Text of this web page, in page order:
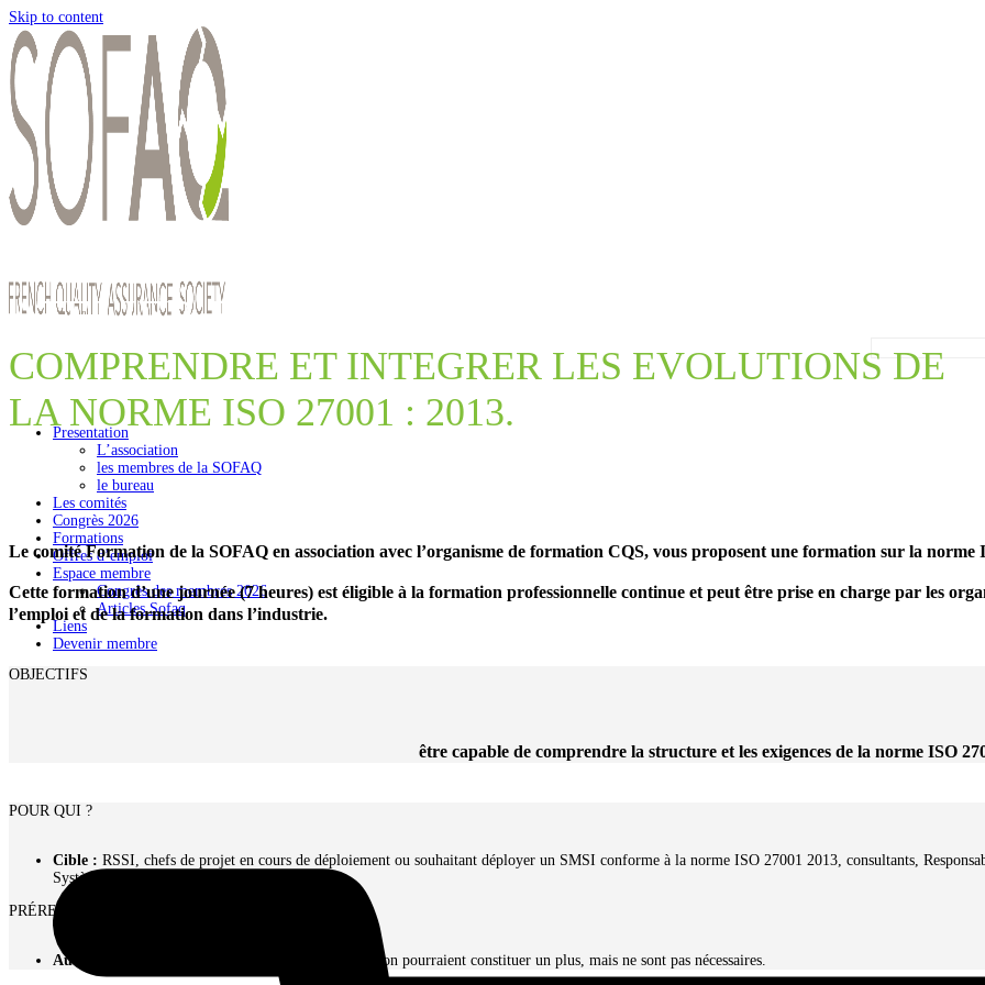
Skip to content
Presentation
L’association
les membres de la SOFAQ
le bureau
Les comités
Congrès 2026
Formations
Offres d’emploi
Espace membre
Congrès des membres 2026
Articles Sofaq
Liens
Devenir membre
ATELIER DE FORMATION
COMPRENDRE ET INTEGRER LES EVOLUTIONS DE
LA NORME ISO 27001 : 2013.
Le comité Formation de la SOFAQ en association avec l’organisme de formation CQS, vous proposent une formation sur la norme
Cette formation d’une journée (7 heures) est éligible à la formation professionnelle continue et peut être prise en charge par les
l’emploi et de la formation dans l’industrie.
OBJECTIFS
être capable de comprendre la structure et les exigences de la norme ISO
POUR QUI ?
Cible : RSSI, chefs de projet en cours de déploiement ou souhaitant déployer un SMSI conforme à la norme ISO 27001 2013, consultants,
Système de Management Intégré.
PRÉREQUIS
Aucun – Des notions de base en système d’information pourraient constituer un plus, mais ne sont pas nécessaires.